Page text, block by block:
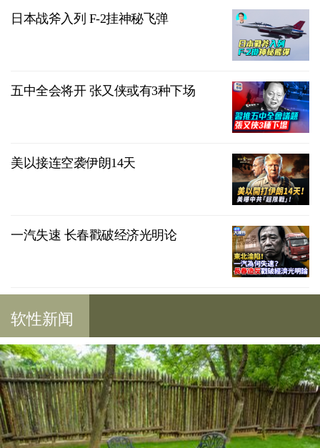
日本战斧入列 F-2挂神秘飞弹
五中全会将开 张又侠或有3种下场
美以接连空袭伊朗14天
一汽失速 长春戳破经济光明论
软性新闻